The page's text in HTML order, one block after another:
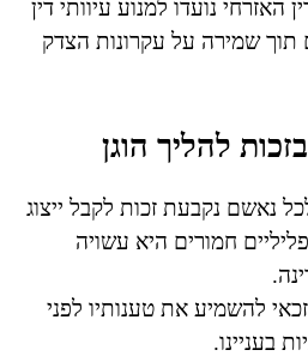
האזרחי נועדו למנוע עיוותי דין
תוך שמירה על עקרונות הצדק
להליך הוגן
נאשם נקבעת זכות לקבל ייצוג
חמורים היא עשויה
להשמיע את טענותיו לפני
בעניינו.